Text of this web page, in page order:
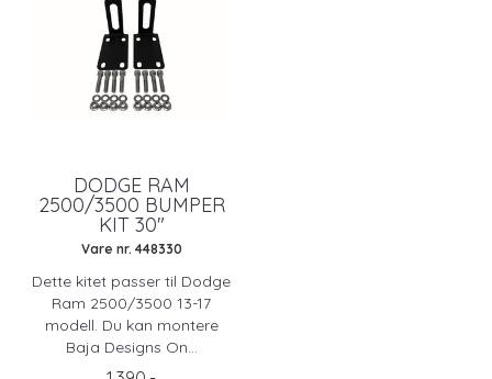
DODGE RAM
2500/3500 BUMPER
KIT 30"
Vare nr. 448330
Dette kitet passer til Dodge
Ram 2500/3500 13-17
modell. Du kan montere
Baja Designs On...